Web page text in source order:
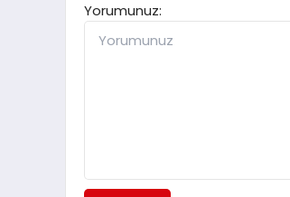
Yorumunuz: